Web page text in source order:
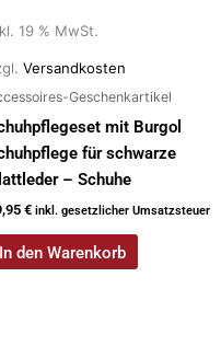
19 % MwSt.
Versandkosten
Geschenkartikel
mit Burgol
für schwarze
– Schuhe
€ inkl. gesetzlicher Umsatzsteuer
In den Warenkorb